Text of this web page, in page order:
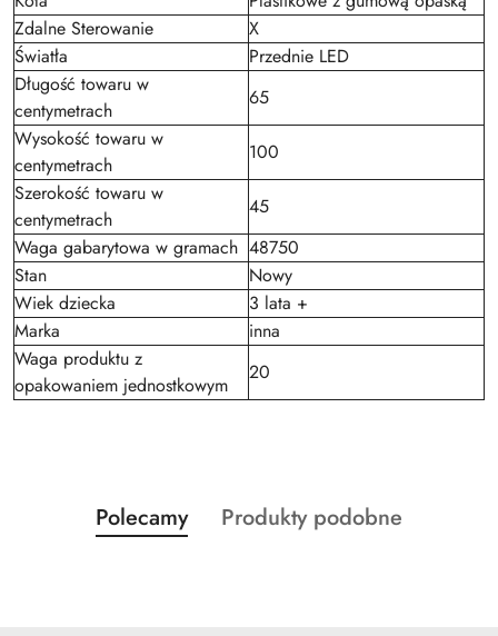
Zdalne Sterowanie
X
Światła
Przednie LED
Długość towaru w
centymetrach
65
Wysokość towaru w
centymetrach
100
Szerokość towaru w
centymetrach
45
Waga gabarytowa w gramach 48750
Stan
Nowy
Wiek dziecka
3 lata +
Marka
inna
Waga produktu z
opakowaniem jednostkowym
20
Pomiń karuzelę produktów
Produkty
o
Polecamy
Produkty
Produkty podobne